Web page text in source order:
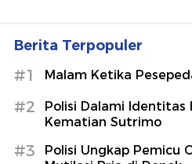
Berita Terpopuler
#1 Malam Ketika
#2
Polisi Dalami Identitas
Kematian Sutrimo
#3
Polisi Ungkap Pemicu